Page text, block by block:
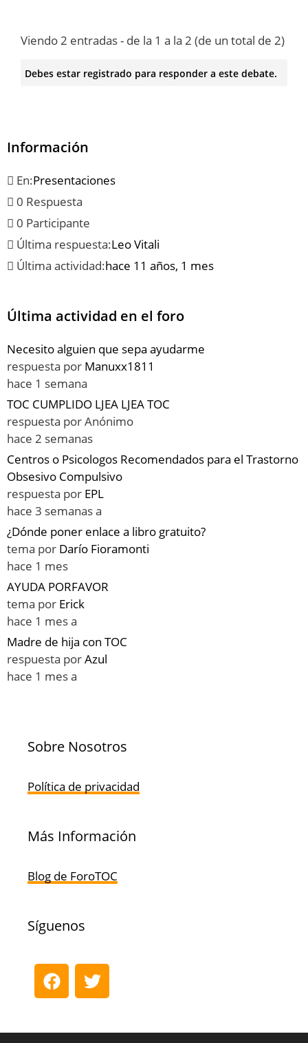
Viendo 2 entradas - de la 1 a la 2 (de un total de 2)
Debes estar registrado para responder a este debate.
Información
En:Presentaciones
0 Respuesta
0 Participante
Última respuesta:Leo Vitali
Última actividad:hace 11 años, 1 mes
Última actividad en el foro
Necesito alguien que sepa ayudarme
respuesta por Manuxx1811
hace 1 semana
TOC CUMPLIDO LJEA LJEA TOC
respuesta porAnónimo
hace 2 semanas
Centros o Psicologos Recomendados para el Trastorno
Obsesivo Compulsivo
respuesta por EPL
hace 3 semanas a
¿Dónde poner enlace a libro gratuito?
tema por Darío Fioramonti
hace 1 mes
AYUDA PORFAVOR
tema por Erick
hace 1 mes a
Madre de hija con TOC
respuesta porAzul
hace 1 mes a
Sobre Nosotros
Política de privacidad
Más Información
Blog de ForoTOC
Síguenos